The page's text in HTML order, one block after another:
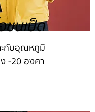
ขนเป็ด
ะกับอุณหภูมิ
-20 องศา